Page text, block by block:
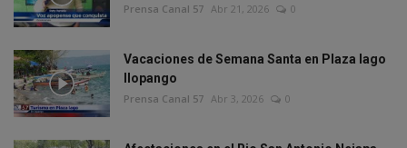
Prensa Canal 57 Abr 21, 2026 0
Vacaciones de Semana Santa en Plaza lago
Ilopango
Prensa Canal 57 Abr 3, 2026 0